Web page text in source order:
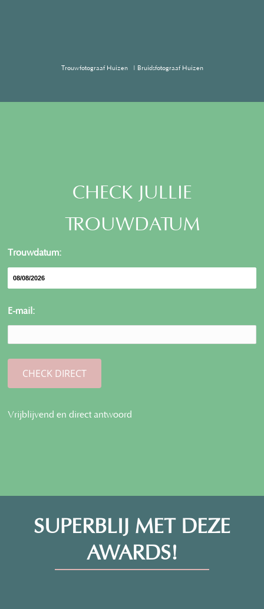
Trouwfotograaf Huizen | Bruidsfotograaf Huizen
CHECK JULLIE
TROUWDATUM
Trouwdatum:
E-mail:
Vrijblijvend en direct antwoord
SUPERBLIJ MET DEZE
AWARDS!